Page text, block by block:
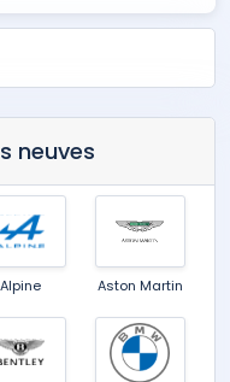
neuves
Alpine Aston Martin